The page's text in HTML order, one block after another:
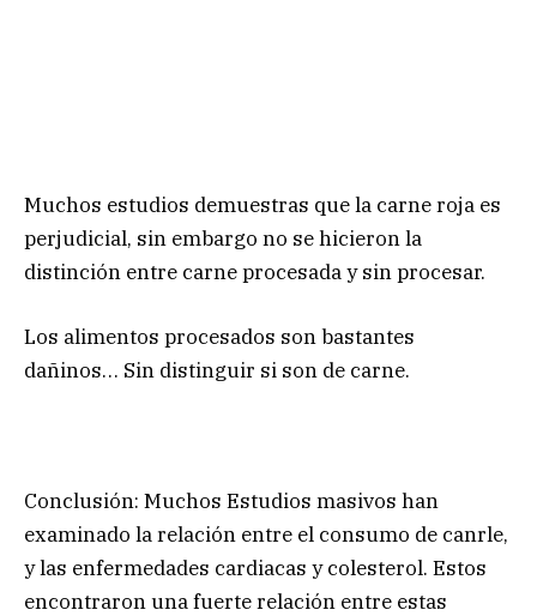
Muchos estudios demuestras que la carne roja es
perjudicial, sin embargo no se hicieron la
distinción entre carne procesada y sin procesar.
Los alimentos procesados son bastantes
dañinos… Sin distinguir si son de carne.
Conclusión: Muchos Estudios masivos han
examinado la relación entre el consumo de canrle,
y las enfermedades cardiacas y colesterol. Estos
encontraron una fuerte relación entre estas